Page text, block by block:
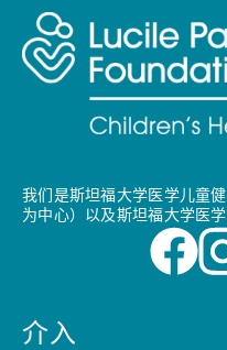
我们是斯坦福大学医学儿童
为中心）以及斯坦福大学医
介入